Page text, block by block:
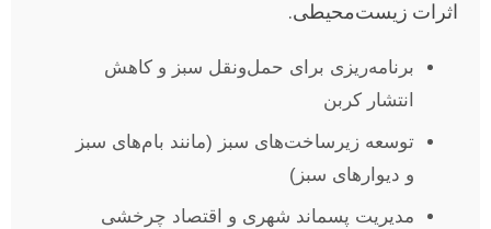
اثرات زیست‌محیطی.
برنامه‌ریزی برای حمل‌ونقل سبز و کاهش
انتشار کربن
توسعه زیرساخت‌های سبز (مانند بام‌های سبز
و دیوارهای سبز)
مدیریت پسماند شهری و اقتصاد چرخشی